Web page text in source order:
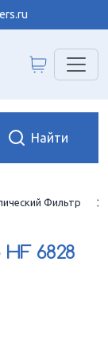
Фильтр
HF 6828